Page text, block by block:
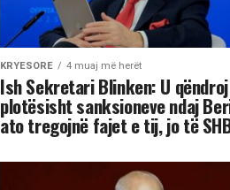
KRYESORE 4 muaj më herët
Ish Sekretari Blinken: U qëndroj
plotësisht sanksioneve ndaj
ato tregojnë fajet e tij, jo të